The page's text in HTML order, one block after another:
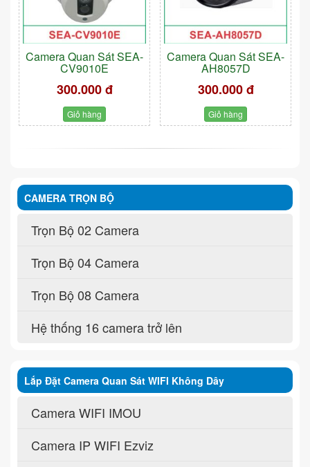
Camera Quan Sát SEA-
CV9010E
300.000 đ
Giỏ hàng
Camera Quan Sát SEA-
AH8057D
300.000 đ
Giỏ hàng
CAMERA TRỌN BỘ
Trọn Bộ 02 Camera
Trọn Bộ 04 Camera
Trọn Bộ 08 Camera
Hệ thống 16 camera trở lên
Lắp Đặt Camera Quan Sát WIFI Không Dây
Camera WIFI IMOU
Camera IP WIFI Ezviz